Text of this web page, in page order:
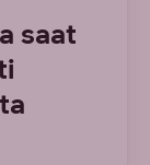
saat